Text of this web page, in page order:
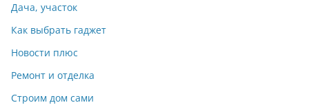
Дача, участок
Как выбрать гаджет
Новости плюс
Ремонт и отделка
Строим дом сами